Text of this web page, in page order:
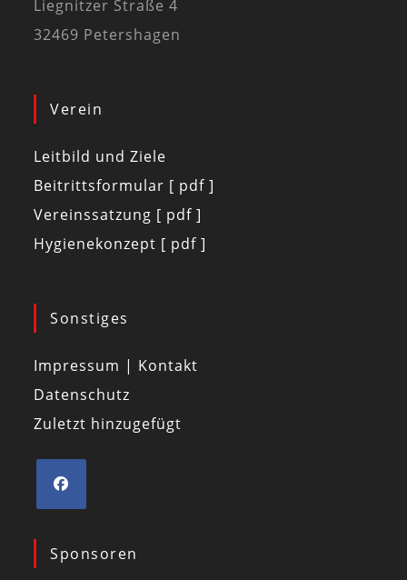
Liegnitzer Straße 4
32469 Petershagen
Verein
Leitbild und Ziele
Beitrittsformular [ pdf ]
Vereinssatzung [ pdf ]
Hygienekonzept [ pdf ]
Sonstiges
Impressum | Kontakt
Datenschutz
Zuletzt hinzugefügt
Sponsoren